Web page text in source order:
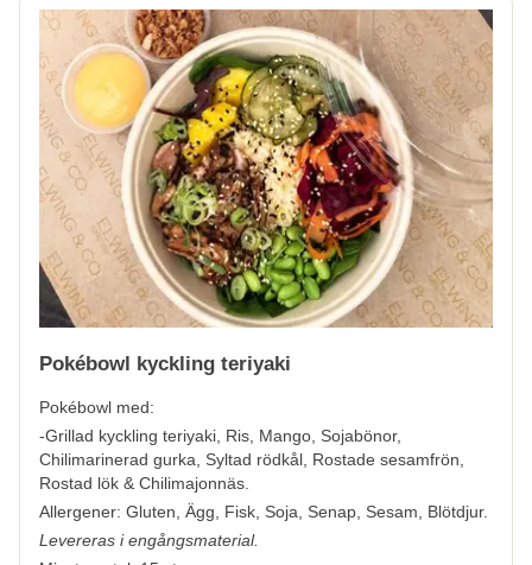
Pokébowl kyckling teriyaki
Pokébowl med:
-Grillad kyckling teriyaki, Ris, Mango, Sojabönor,
Chilimarinerad gurka, Syltad rödkål, Rostade sesamfrön,
Rostad lök & Chilimajonnäs.
Allergener: Gluten, Ägg, Fisk, Soja, Senap, Sesam, Blötdjur.
Levereras i engångsmaterial.